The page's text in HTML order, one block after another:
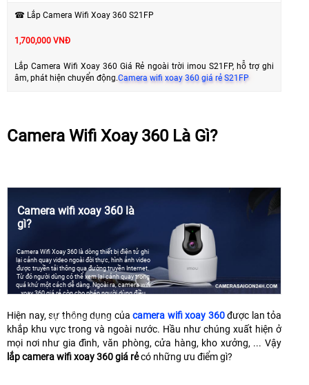
☎ Lắp Camera Wifi Xoay 360 S21FP
1,700,000 VNĐ
Lắp Camera Wifi Xoay 360 Giá Rẻ ngoài trời imou S21FP, hỗ trợ ghi
âm, phát hiện chuyển động.Camera wifi xoay 360 giá rẻ S21FP
Camera Wifi Xoay 360 Là Gì?
Camera wifi xoay 360 là
gì?
Camera Wifi Xoay 360 là dòng thiết bị điện tử ghi
lại cảnh quay video ngoài đời thực, hình ảnh video
được truyền tải thông qua đường truyền Internet.
Từ đó người dùng có thể xem lại cảnh quay trong
quá khứ một cách dễ dàng. Ngoài ra, camera wifi
xoay 360 giá rẻ còn cho phép người dùng điều
đặt camera, không bỏ xót bất kỳ ngõ ngách nào
trong ngôi nhà của bạn.
Hiện nay, sự thông dụng của camera wifi xoay 360được lan tỏa
khắp khu vực trong và ngoài nước. Hầu như chúng xuất hiện ở
mọi nơi như gia đình, văn phòng, cửa hàng, kho xưởng, ... Vậy
lắp camera wifi xoay 360 giá rẻcó những ưu điểm gì?